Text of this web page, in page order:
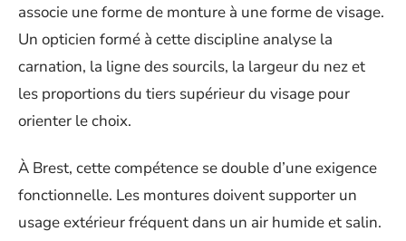
associe une forme de monture à une forme de visage.
Un opticien formé à cette discipline analyse la
carnation, la ligne des sourcils, la largeur du nez et
les proportions du tiers supérieur du visage pour
orienter le choix.
À Brest, cette compétence se double d’une exigence
fonctionnelle. Les montures doivent supporter un
usage extérieur fréquent dans un air humide et salin.